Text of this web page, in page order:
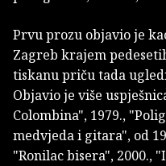
Prvu prozu objavio je
Zagreb krajem
tiskanu priču tada
Objavio je više
Colombina", 1979.,
medvjeda i gitara", od
"Ronilac bisera", 2000.,